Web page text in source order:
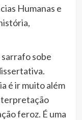
Humanas e
sobe
é ir muito além
feroz. É uma